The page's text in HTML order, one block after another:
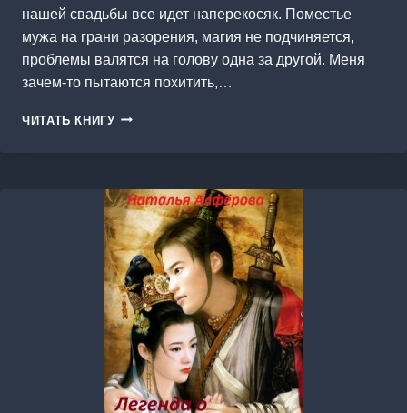
нашей свадьбы все идет наперекосяк. Поместье
мужа на грани разорения, магия не подчиняется,
проблемы валятся на голову одна за другой. Меня
зачем-то пытаются похитить,…
ЧИТАТЬ КНИГУ ЖЕНА